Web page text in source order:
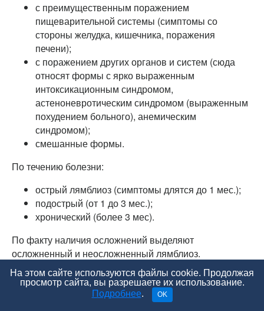
с преимущественным поражением
пищеварительной системы (симптомы со
стороны желудка, кишечника, поражения
печени);
с поражением других органов и систем (сюда
относят формы с ярко выраженным
интоксикационным синдромом,
астеноневротическим синдромом (выраженным
похудением больного), анемическим
синдромом);
смешанные формы.
По течению болезни:
острый лямблиоз (симптомы длятся до 1 мес.);
подострый (от 1 до 3 мес.);
хронический (более 3 мес).
По факту наличия осложнений выделяют
осложненный и неосложненный лямблиоз.
Заключение
Лямблиоз — это инфекция, вызываемая паразитом и
На этом сайте используются файлы cookie. Продолжая
просмотр сайта, вы разрешаете их использование.
Подробнее. OK